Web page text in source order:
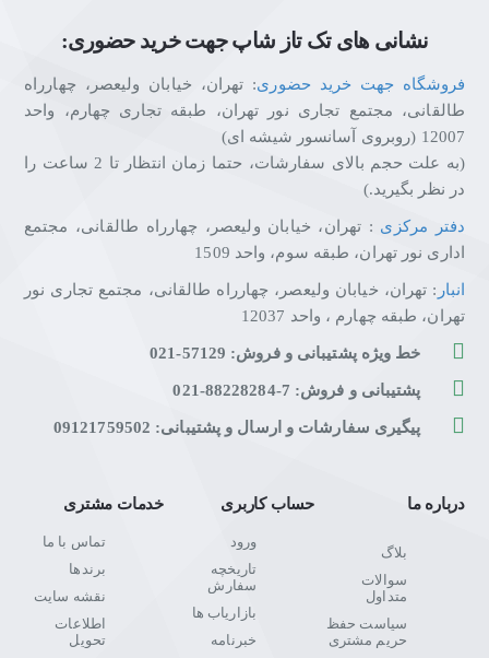
نشانی های تک تاز شاپ جهت خرید حضوری:
فروشگاه جهت خرید حضوری: تهران، خیابان ولیعصر، چهارراه
طالقانی، مجتمع تجاری نور تهران، طبقه تجاری چهارم، واحد
12007 (روبروی آسانسور شیشه ای)
(به علت حجم بالای سفارشات، حتما زمان انتظار تا 2 ساعت را
در نظر بگیرید.)
دفتر مرکزی : تهران، خیابان ولیعصر، چهارراه طالقانی، مجتمع
اداری نور تهران، طبقه سوم، واحد 1509
انبار : تهران، خیابان ولیعصر، چهارراه طالقانی، مجتمع تجاری نور
تهران، طبقه چهارم ، واحد 12037
خط ویژه پشتیبانی و فروش: 57129-021
پشتیبانی و فروش: 7-88228284-021
پیگیری سفارشات و ارسال و پشتیبانی: 09121759502
درباره ما
بلاگ
سوالات
متداول
سیاست حفظ
حریم مشتری
حساب کاربری
ورود
تاریخچه
سفارش
بازاریاب ها
خبرنامه
خدمات مشتری
تماس با ما
برندها
نقشه سایت
اطلاعات
تحویل